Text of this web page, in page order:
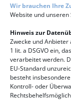
Wir brauchen Ihre
Website und
Hinweis zur
Zwecke und Anbieter
1 lit. a DSGVO ein,
verarbeitet werden.
EU-Standard
besteht
Kontroll- oder